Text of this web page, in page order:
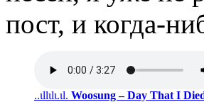
пост, и когда-
..ιllιlι.ιl. Woosung – Day That I